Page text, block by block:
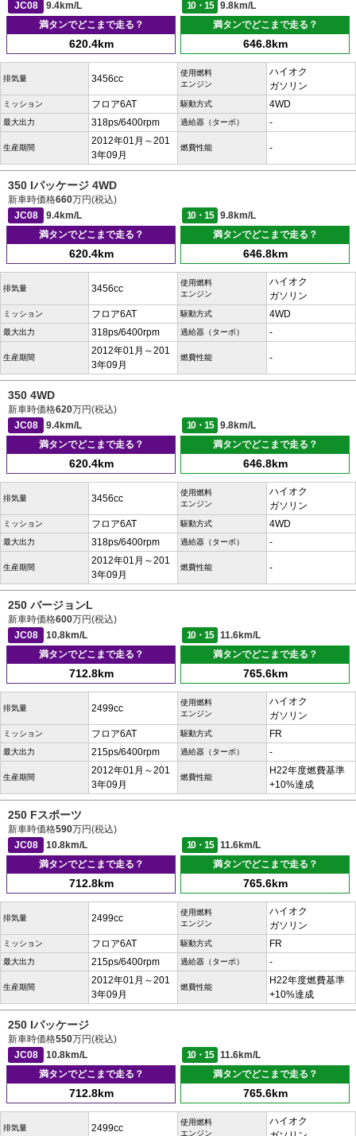
JC08 9.4km/L 10・15
9.8km/L
満タンでどこまで走る？
620.4km
満タンでどこまで走る？
646.8km
排気量 3456cc
使用燃料
エンジン
ハイオク
ガソリン
ミッション フロア6AT 駆動方式 4WD
最大出力 318ps/6400rpm 過給器（ターボ） -
生産期間
2012年01月～201
3年09月
燃費性能 -
350 Iパッケージ 4WD
新車時価格660万円(税込)
JC08
9.4km/L 10・15
9.8km/L
満タンでどこまで走る？
620.4km
満タンでどこまで走る？
646.8km
排気量 3456cc
使用燃料
エンジン
ハイオク
ガソリン
ミッション フロア6AT 駆動方式 4WD
最大出力 318ps/6400rpm 過給器（ターボ） -
生産期間
2012年01月～201
3年09月
燃費性能 -
350 4WD
新車時価格620万円(税込)
JC08
9.4km/L 10・15
9.8km/L
満タンでどこまで走る？
620.4km
満タンでどこまで走る？
646.8km
排気量 3456cc
使用燃料
エンジン
ハイオク
ガソリン
ミッション フロア6AT 駆動方式 4WD
最大出力 318ps/6400rpm 過給器（ターボ） -
生産期間
2012年01月～201
3年09月
燃費性能 -
250 バージョンL
新車時価格600万円(税込)
JC08
10.8km/L 10・15
11.6km/L
満タンでどこまで走る？
712.8km
満タンでどこまで走る？
765.6km
排気量 2499cc
使用燃料
エンジン
ハイオク
ガソリン
ミッション フロア6AT 駆動方式 FR
最大出力 215ps/6400rpm 過給器（ターボ） -
生産期間
2012年01月～201
3年09月
燃費性能
H22年度燃費基準
+10%達成
250 Fスポーツ
新車時価格590万円(税込)
JC08
10.8km/L 10・15
11.6km/L
満タンでどこまで走る？
712.8km
満タンでどこまで走る？
765.6km
排気量 2499cc
使用燃料
エンジン
ハイオク
ガソリン
ミッション フロア6AT 駆動方式 FR
最大出力 215ps/6400rpm 過給器（ターボ） -
生産期間
2012年01月～201
3年09月
燃費性能
H22年度燃費基準
+10%達成
250 Iパッケージ
新車時価格550万円(税込)
JC08
10.8km/L 10・15
11.6km/L
満タンでどこまで走る？
712.8km
満タンでどこまで走る？
765.6km
排気量 2499cc
使用燃料
エンジン
ハイオク